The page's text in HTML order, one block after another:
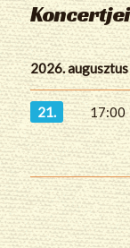
2026. augusztus
21. 17:00